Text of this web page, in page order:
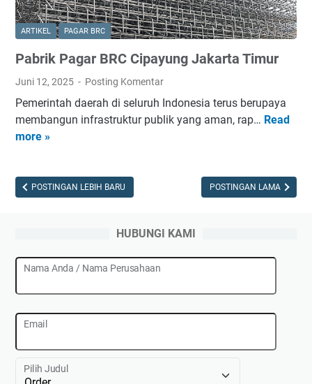
L
o
k
e
t
o
t
a
s
a
a
y
w
ARTIKEL PAGAR BRC
Pabrik Pagar BRC Cipayung Jakarta Timur
Juni 12, 2025 Posting Komentar
Pemerintah daerah di seluruh Indonesia terus berupaya
membangun infrastruktur publik yang aman, rap… Read
more »
P
i
g
a
i
POSTINGAN LEBIH BARU POSTINGAN LAMA
HUBUNGI KAMI
Nama Anda / Nama Perusahaan
Email
Pilih Judul